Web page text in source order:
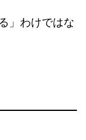
」わけではな